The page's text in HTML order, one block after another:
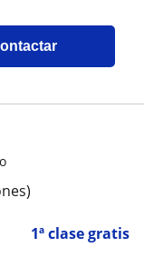
1ª clase gratis